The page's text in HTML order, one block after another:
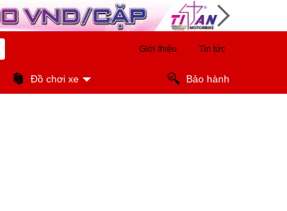
Giới thiệu Tin tức
Đồ chơi xe Bảo hành